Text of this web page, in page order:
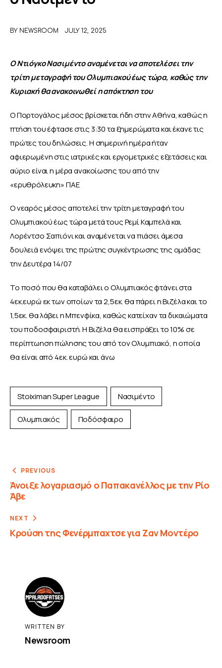
BY NEWSROOM JULY 12, 2025
Ο Ντιόγκο Νασιμέντο αναμένεται να αποτελέσει την
τρίτη μεταγραφή του Ολυμπιακού έως τώρα, καθώς την
Κυριακή θα ανακοινωθεί η απόκτηση του
Ο Πορτογάλος μέσος βρίσκεται ήδη στην Αθήνα, καθώς η
πτήση του έφτασε στις 3:30 τα ξημερώματα και έκανε τις
πρώτες του δηλώσεις. Η σημερινή ημέρα ήταν
αφιερωμένη στις ιατρικές και εργομετρικές εξετάσεις και
αύριο είναι η μέρα ανακοίωσης του από την
«ερυθρόλευκη» ΠΑΕ
Ο νεαρός μέσος αποτελεί την τρίτη μεταγραφή του
Ολυμπιακού έως τώρα μετά τους Ρεμί Καμπελά και
Λορέντσο Σαπιόνι και αναμένεται να πιάσει άμεσα
δουλειά ενόψει της πρώτης συγκέντρωσης της ομάδας
την Δευτέρα 14/07
Το ποσό που θα καταβάλει ο Ολυμπιακός φτάνει στα
4εκ.ευρώ εκ των οποίων τα 2,5εκ. θα πάρει η Βιζέλα και το
1,5εκ. θα λάβει η Μπενφίκα, καθώς κατείχαν τα δικαιώματα
του ποδοσφαιριστή. Η Βιζέλα θα εισπράξει το 10% σε
περίπτωηση πώλησης του από τον Ολυμπιακό, η οποία
θα είναι από 4εκ. ευρώ και άνω
Stoiximan Super League Νασιμέντο
Ολυμπιακός Ποδόσφαιρο
PREVIOUS
Άνοιξε λογαριασμό ο Παπακανέλλος με την Ρίο
Άβε
NEXT
Κρούση της Φενέρμπαχτσε για Ζαν Μοντέρο
WRITTEN BY
Newsroom